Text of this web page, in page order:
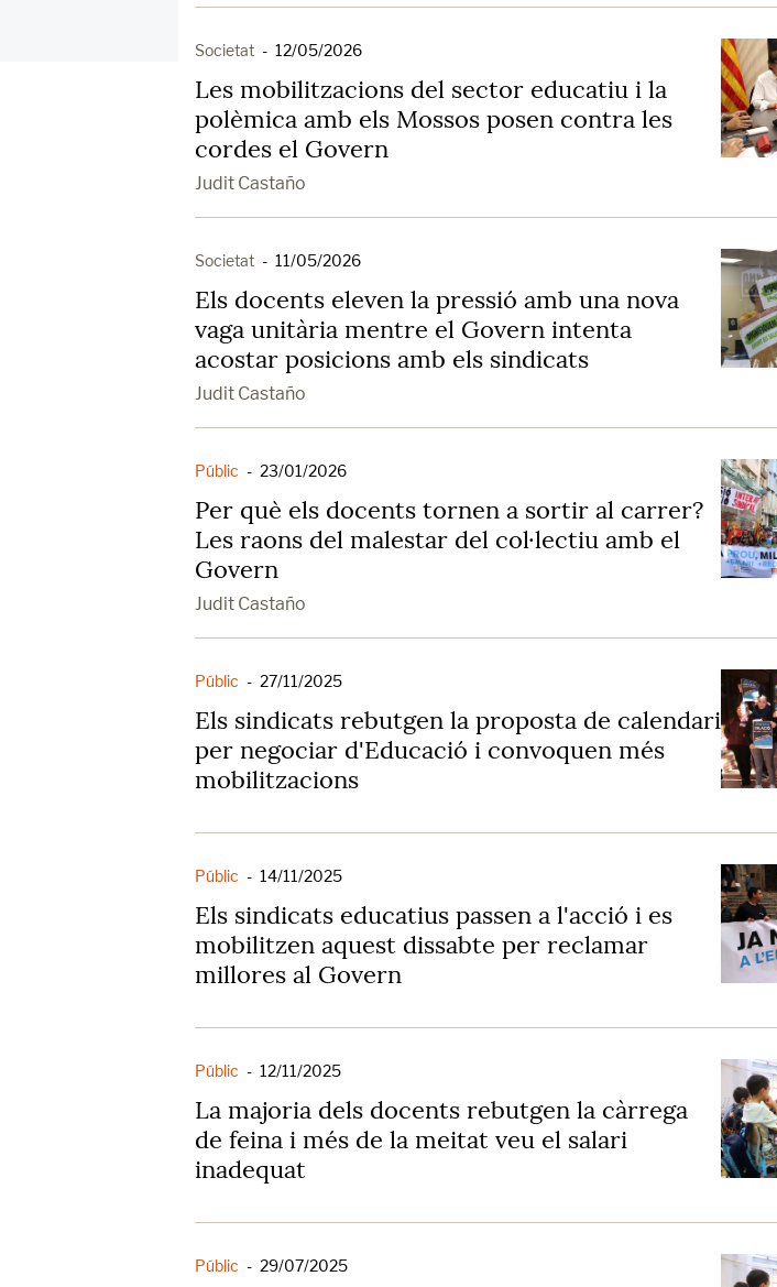
Societat - 12/05/2026
Les mobilitzacions del sector educatiu i la
polèmica amb els Mossos posen contra les
cordes el Govern
Judit Castaño
Societat - 11/05/2026
Els docents eleven la pressió amb una nova
vaga unitària mentre el Govern intenta
acostar posicions amb els sindicats
Judit Castaño
Públic - 23/01/2026
Per què els docents tornen a sortir al carrer?
Les raons del malestar del col·lectiu amb el
Govern
Judit Castaño
Públic - 27/11/2025
Els sindicats rebutgen la proposta de calendari
per negociar d'Educació i convoquen més
mobilitzacions
Públic - 14/11/2025
Els sindicats educatius passen a l'acció i es
mobilitzen aquest dissabte per reclamar
millores al Govern
Públic - 12/11/2025
La majoria dels docents rebutgen la càrrega
de feina i més de la meitat veu el salari
inadequat
Públic - 29/07/2025